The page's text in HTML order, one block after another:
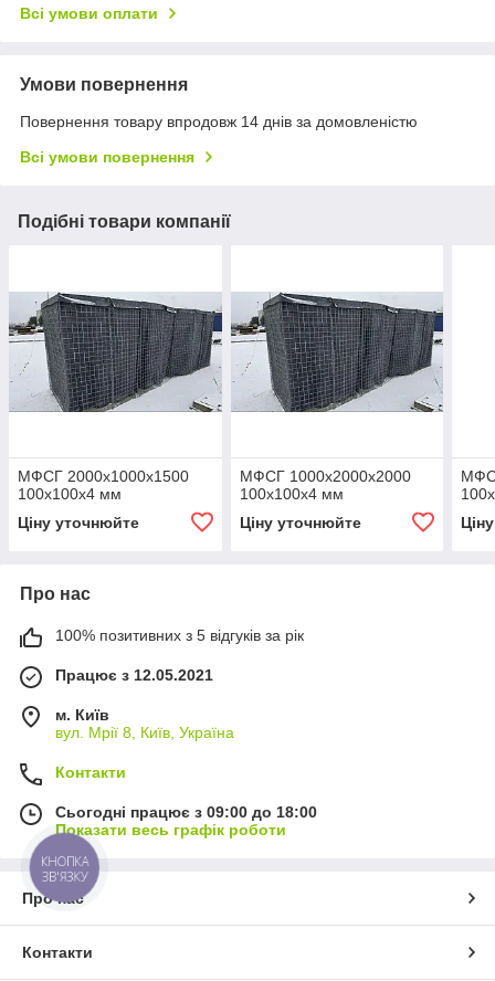
Всі умови оплати
Умови повернення
Повернення товару впродовж 14 днів за домовленістю
Всі умови повернення
Подібні товари компанії
МФСГ 2000х1000х1500
100х100х4 мм
Ціну уточнюйте
МФСГ 1000х2000х2000
100х100х4 мм
Ціну уточнюйте
Про нас
100% позитивних з 5 відгуків за рік
Працює з 12.05.2021
м. Київ
вул. Мрії 8, Київ, Україна
Контакти
Сьогодні працює з 09:00 до 18:00
Показати весь графік роботи
Про нас
Контакти
КНОПКА
ЗВ'ЯЗКУ